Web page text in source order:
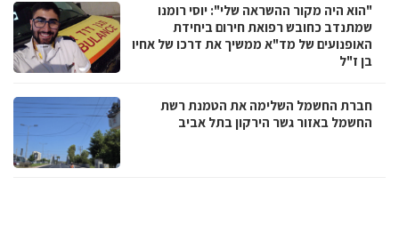
"הוא היה מקור ההשראה שלי": יוסי רומנו
שמתנדב כחובש רפואת חירום ביחידת
האופנועים של מד"א ממשיך את דרכו של אחיו
בן ז"ל
חברת החשמל השלימה את הטמנת רשת
החשמל באזור גשר הירקון בתל אביב